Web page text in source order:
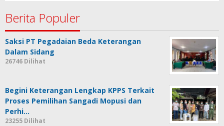
Berita Populer
Saksi PT Pegadaian Beda Keterangan
Dalam Sidang
26746 Dilihat
Begini Keterangan Lengkap KPPS Terkait
Proses Pemilihan Sangadi Mopusi dan
Perhi…
23255 Dilihat